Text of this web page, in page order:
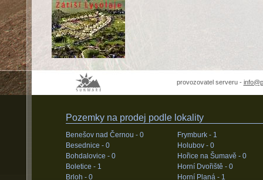
provozovatel serveru -
Pozemky na prodej podle lokality
Benešov nad Černou - 0
Besednice - 0
Bohdalovice - 0
Boletice - 1
Brloh - 0
Frymburk - 1
Holubov - 0
Hořice na Šumavě - 0
Horní Dvořiště - 0
Horní Planá - 1